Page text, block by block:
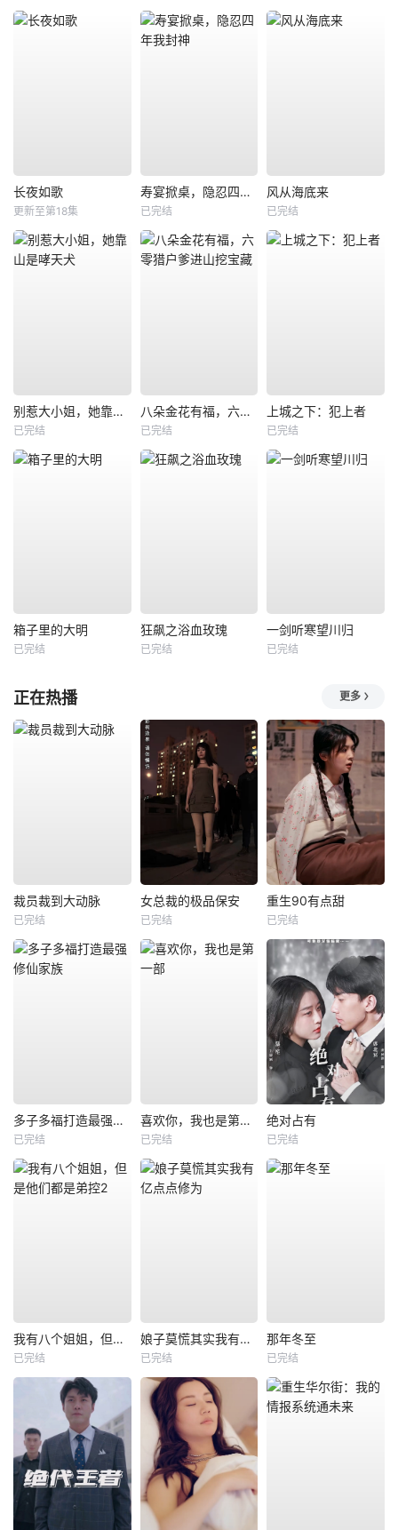
长夜如歌
更新至第18集
寿宴掀桌，隐忍四年我封神
已完结
风从海底来
已完结
别惹大小姐，她靠山是哮天犬
已完结
八朵金花有福，六零猎户爹进山挖宝藏
已完结
上城之下：犯上者
已完结
箱子里的大明
已完结
狂飙之浴血玫瑰
已完结
一剑听寒望川归
已完结
正在热播 更多
裁员裁到大动脉
已完结
女总裁的极品保安
已完结
重生90有点甜
已完结
多子多福打造最强修仙家族
已完结
喜欢你，我也是第一部
已完结
绝对占有
已完结
我有八个姐姐，但是他们都是弟控2
已完结
娘子莫慌其实我有亿点点修为
已完结
那年冬至
已完结